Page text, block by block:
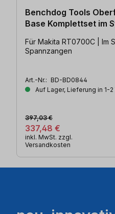
Benchdog Tools
Base Komplettset im
Für Makita RT0700C | Im
Spannzangen
Art.-Nr.: BD-BD0844
Auf Lager, Lieferung in 1-
337,48 €
397,03 €
inkl. MwSt. zzgl.
Versandkosten